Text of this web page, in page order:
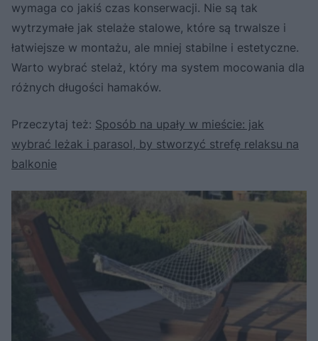
wymaga co jakiś czas konserwacji. Nie są tak
wytrzymałe jak stelaże stalowe, które są trwalsze i
łatwiejsze w montażu, ale mniej stabilne i estetyczne.
Warto wybrać stelaż, który ma system mocowania dla
różnych długości hamaków.
Przeczytaj też: Sposób na upały w mieście: jak
wybrać leżak i parasol, by stworzyć strefę relaksu na
balkonie